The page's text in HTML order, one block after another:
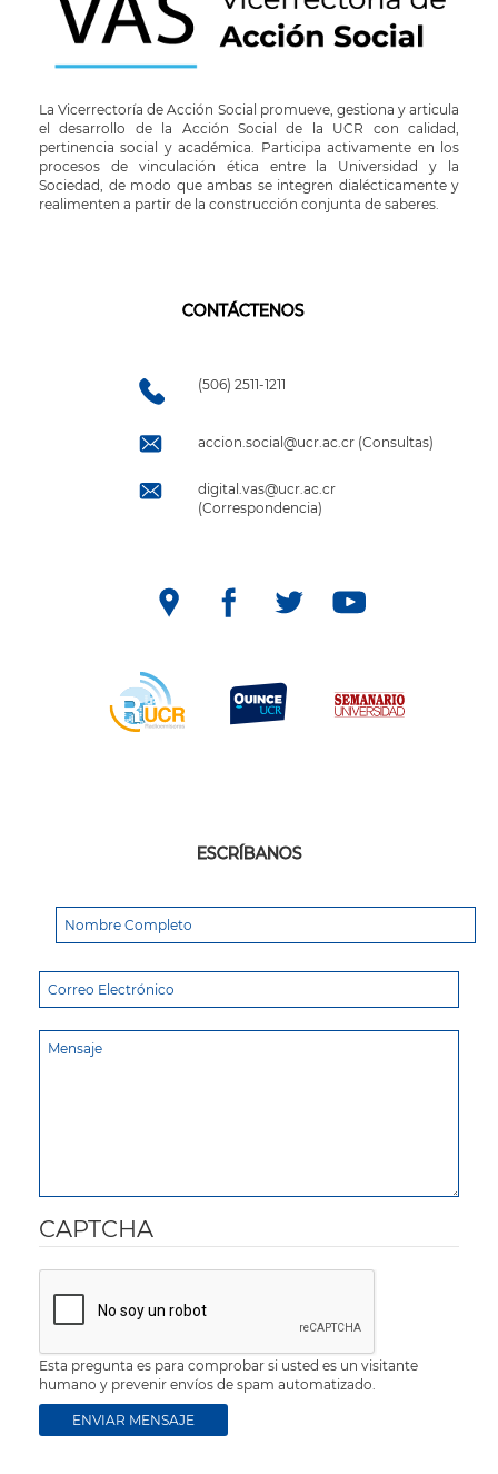
La Vicerrectoría de Acción Social promueve, gestiona y articula
el desarrollo de la Acción Social de la UCR con calidad,
pertinencia social y académica. Participa activamente en los
procesos de vinculación ética entre la Universidad y la
Sociedad, de modo que ambas se integren dialécticamente y
realimenten a partir de la construcción conjunta de saberes.
CONTÁCTENOS
(506) 2511-1211
accion.social@ucr.ac.cr (Consultas)
digital.vas@ucr.ac.cr
(Correspondencia)
ESCRÍBANOS
CAPTCHA
Esta pregunta es para comprobar si usted es un visitante
humano y prevenir envíos de spam automatizado.